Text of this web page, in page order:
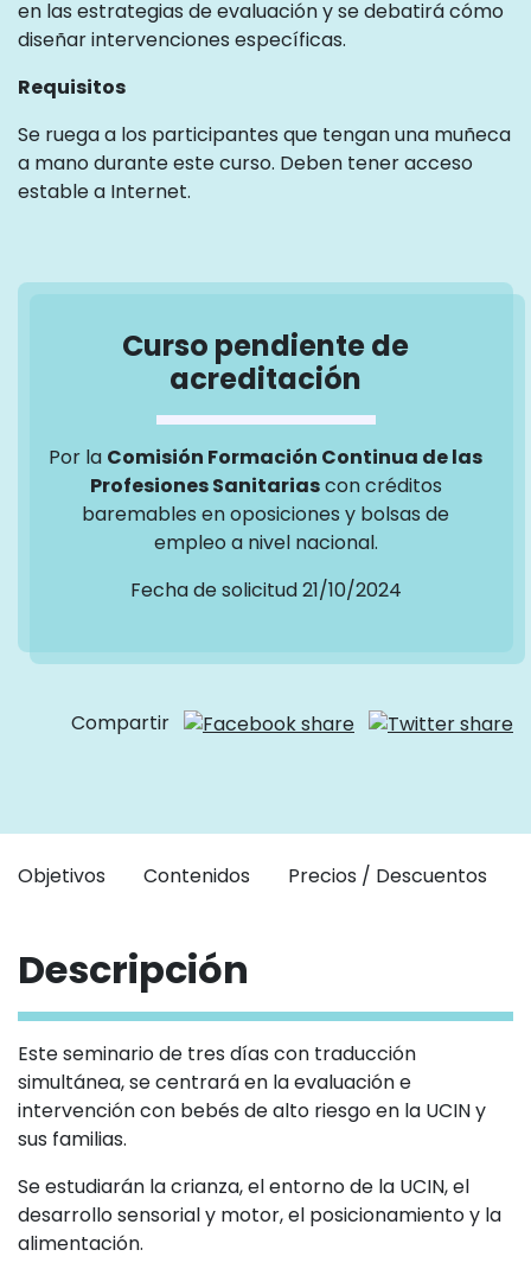
en las estrategias de evaluación y se debatirá cómo
diseñar intervenciones específicas.
Requisitos
Se ruega a los participantes que tengan una muñeca
a mano durante este curso. Deben tener acceso
estable a Internet.
Curso pendiente de
acreditación
Por la Comisión Formación Continua de las
Profesiones Sanitariascon créditos
baremables en oposiciones y bolsas de
empleo a nivel nacional.
Fecha de solicitud 21/10/2024
Compartir
Objetivos Contenidos Precios / Descuentos
Descripción
Este seminario de tres días con traducción
simultánea, se centrará en la evaluación e
intervención con bebés de alto riesgo en la UCIN y
sus familias.
Se estudiarán la crianza, el entorno de la UCIN, el
desarrollo sensorial y motor, el posicionamiento y la
alimentación.